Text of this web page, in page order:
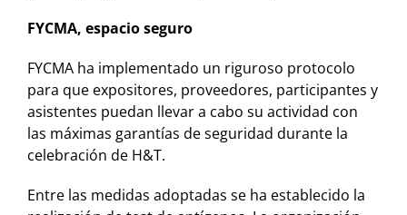
FYCMA, espacio seguro
FYCMA ha implementado un riguroso protocolo
para que expositores, proveedores, participantes y
asistentes puedan llevar a cabo su actividad con
las máximas garantías de seguridad durante la
celebración de H&T.
Entre las medidas adoptadas se ha establecido la